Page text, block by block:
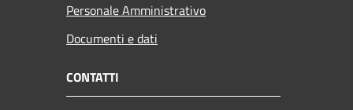
Personale Amministrativo
Documenti e dati
CONTATTI